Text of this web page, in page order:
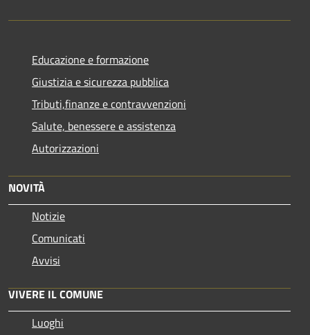
Educazione e formazione
Giustizia e sicurezza pubblica
Tributi,finanze e contravvenzioni
Salute, benessere e assistenza
Autorizzazioni
NOVITÀ
Notizie
Comunicati
Avvisi
VIVERE IL COMUNE
Luoghi